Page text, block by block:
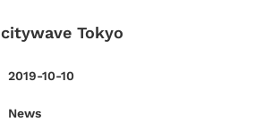
citywave Tokyo
2019-10-10
News